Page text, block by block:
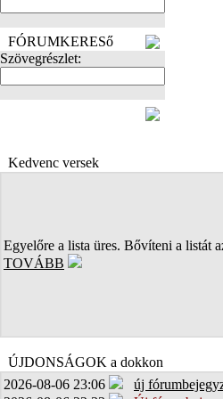
FÓRUMKERESő
Szövegrészlet:
Kedvenc versek
Egyelőre a lista üres. Bővíteni a listát
TOVÁBB
ÚJDONSÁGOK a dokkon
2026-08-06 23:06
új